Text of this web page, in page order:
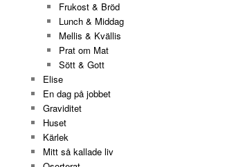
Frukost & Bröd
Lunch & Middag
Mellis & Kvällis
Prat om Mat
Sött & Gott
Elise
En dag på jobbet
Graviditet
Huset
Kärlek
Mitt så kallade liv